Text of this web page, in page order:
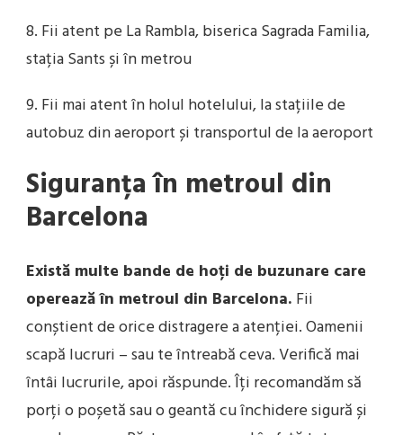
8. Fii atent pe La Rambla, biserica Sagrada Familia,
stația Sants și în metrou
9. Fii mai atent în holul hotelului, la stațiile de
autobuz din aeroport și transportul de la aeroport
Siguranța în metroul din
Barcelona
Există multe bande de hoți de buzunare care
operează în metroul din Barcelona. Fii
conștient de orice distragere a atenției. Oamenii
scapă lucruri – sau te întreabă ceva. Verifică mai
întâi lucrurile, apoi răspunde. Îți recomandăm să
porți o poșetă sau o geantă cu închidere sigură și